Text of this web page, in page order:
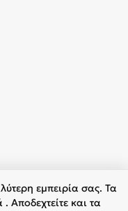
εμπειρία σας. Τα
Αποδεχτείτε και τα